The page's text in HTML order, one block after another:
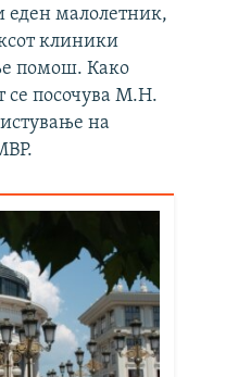
еден малолетник,
клиники
помош. Како
се посочува М.Н.
на